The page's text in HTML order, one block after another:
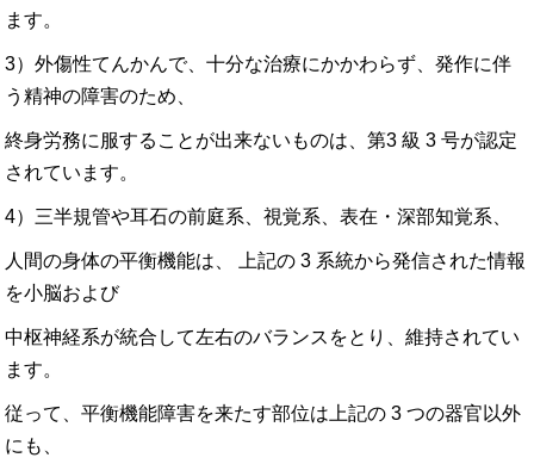
ます。
3）外傷性てんかんで、十分な治療にかかわらず、発作に伴
う精神の障害のため、
終身労務に服することが出来ないものは、第3 級 3 号が認定
されています。
4）三半規管や耳石の前庭系、視覚系、表在・深部知覚系、
人間の身体の平衡機能は、 上記の 3 系統から発信された情報
を小脳および
中枢神経系が統合して左右のバランスをとり、維持されてい
ます。
従って、平衡機能障害を来たす部位は上記の 3 つの器官以外
にも、